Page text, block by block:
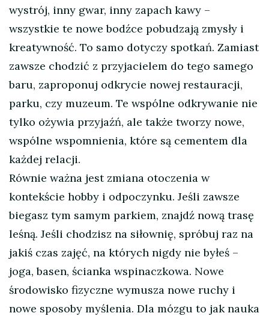
wystrój, inny gwar, inny zapach kawy –
wszystkie te nowe bodźce pobudzają zmysły i
kreatywność. To samo dotyczy spotkań. Zamiast
zawsze chodzić z przyjacielem do tego samego
baru, zaproponuj odkrycie nowej restauracji,
parku, czy muzeum. Te wspólne odkrywanie nie
tylko ożywia przyjaźń, ale także tworzy nowe,
wspólne wspomnienia, które są cementem dla
każdej relacji.
Równie ważna jest zmiana otoczenia w
kontekście hobby i odpoczynku. Jeśli zawsze
biegasz tym samym parkiem, znajdź nową trasę
leśną. Jeśli chodzisz na siłownię, spróbuj raz na
jakiś czas zajęć, na których nigdy nie byłeś –
joga, basen, ścianka wspinaczkowa. Nowe
środowisko fizyczne wymusza nowe ruchy i
nowe sposoby myślenia. Dla mózgu to jak nauka